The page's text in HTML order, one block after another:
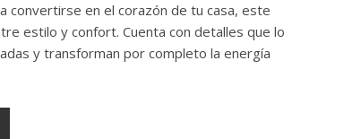
convertirse en el corazón de tu casa, este
estilo y confort. Cuenta con detalles que lo
y transforman por completo la energía